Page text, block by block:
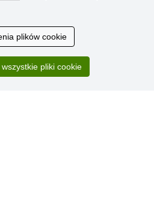
plików cookie
pliki cookie